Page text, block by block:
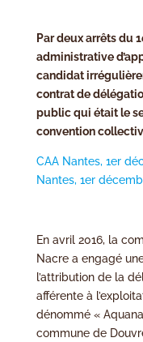
Par deux arrêts du
administrative
candidat
contrat de
public qui était le
convention
CAA Nantes, 1er
Nantes, 1er
En avril 2016, la
Nacre a engagé
l’attribution de la
afférente à
dénommé «
commune de